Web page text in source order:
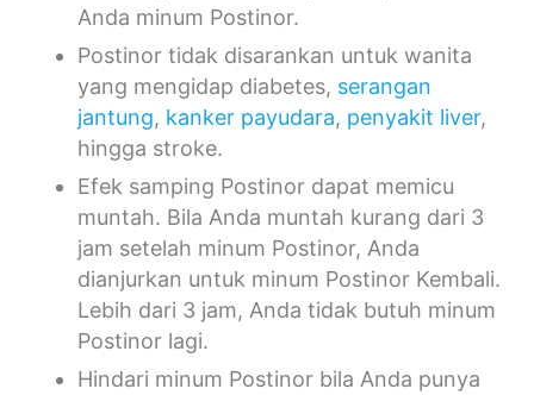
Anda minum Postinor.
Postinor tidak disarankan untuk wanita
yang mengidap diabetes, serangan
jantung, kanker payudara, penyakit liver,
hingga stroke.
Efek samping Postinor dapat memicu
muntah. Bila Anda muntah kurang dari 3
jam setelah minum Postinor, Anda
dianjurkan untuk minum Postinor Kembali.
Lebih dari 3 jam, Anda tidak butuh minum
Postinor lagi.
Hindari minum Postinor bila Anda punya